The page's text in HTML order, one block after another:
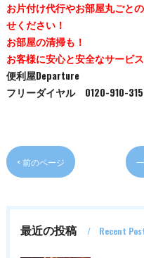
お片付け代行やお部屋丸ごと
せください！
お部屋の清掃も！
お客様に安心と安全なサービ
便利屋Departure
フリーダイヤル 0120-910-315
< 前のページ
最近の投稿 Recent